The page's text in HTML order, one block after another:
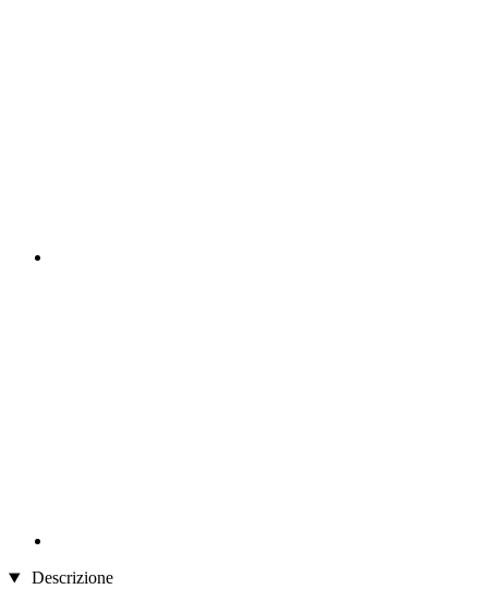
Descrizione